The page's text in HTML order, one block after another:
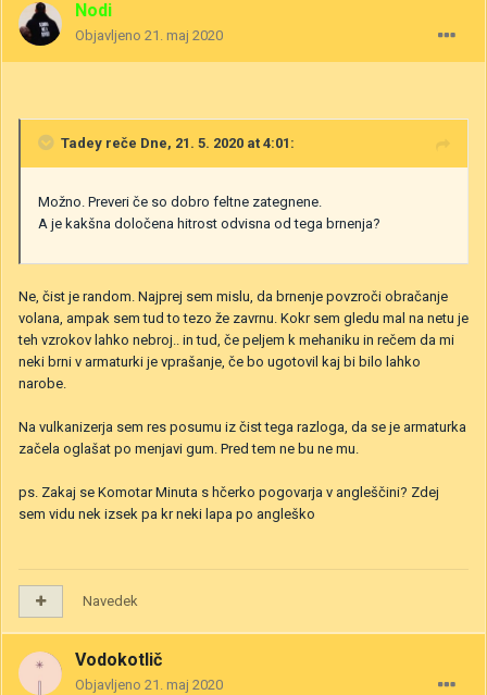
Nodi
Objavljeno 21. maj 2020
Tadey reče Dne, 21. 5. 2020 at 4:01:
Možno. Preveri če so dobro feltne zategnene.
A je kakšna določena hitrost odvisna od tega brnenja?
Ne, čist je random. Najprej sem mislu, da brnenje povzroči obračanje
volana, ampak sem tud to tezo že zavrnu. Kokr sem gledu mal na netu je
teh vzrokov lahko nebroj.. in tud, če peljem k mehaniku in rečem da mi
neki brni v armaturki je vprašanje, če bo ugotovil kaj bi bilo lahko
narobe.
Na vulkanizerja sem res posumu iz čist tega razloga, da se je armaturka
začela oglašat po menjavi gum. Pred tem ne bu ne mu.
ps. Zakaj se Komotar Minuta s hčerko pogovarja v angleščini? Zdej
sem vidu nek izsek pa kr neki lapa po angleško
Navedek
Vodokotlič
Objavljeno 21. maj 2020